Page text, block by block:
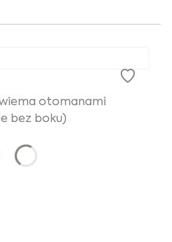
otomanami
bez boku)